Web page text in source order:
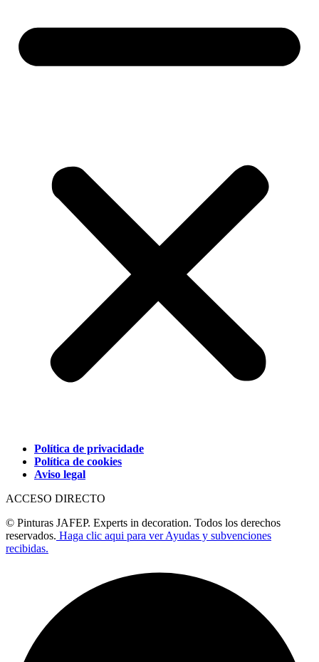
Política de privacidade
Política de cookies
Aviso legal
ACCESO DIRECTO
© Pinturas JAFEP. Experts in decoration. Todos los derechos
reservados. Haga clic aqui para ver Ayudas y subvenciones
recibidas.